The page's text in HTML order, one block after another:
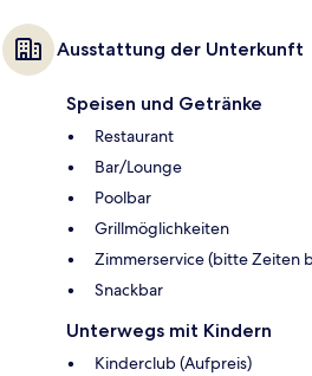
Ausstattung der Unterkunft
Speisen und Getränke
Restaurant
Bar/Lounge
Poolbar
Grillmöglichkeiten
Zimmerservice (bitte Zeiten
Snackbar
Unterwegs mit Kindern
Kinderclub (Aufpreis)